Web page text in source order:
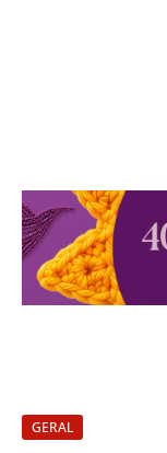
GERAL